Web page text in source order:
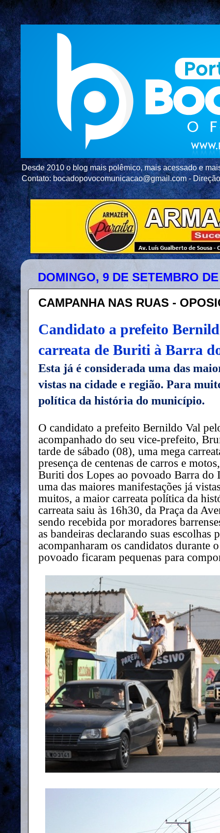
Desde 2010 o blog mais polêmico, mais acessado e
Contato: bocadopovocomunicacao@gmail.com -
DOMINGO, 9 DE SETEMBRO
CAMPANHA NAS RUAS -
Candidato a prefeito
carreata de Buriti à Barra
Esta já é considerada uma das
vistas na cidade e região. Para
política da história do município.
O candidato a prefeito Bernildo Val
acompanhado do seu vice-prefeito,
tarde de sábado (08), uma mega
presença de centenas de carros e
Buriti dos Lopes ao povoado Barra do
uma das maiores manifestações já
muitos, a maior carreata política da
carreata saiu às 16h30, da Praça da
sendo recebida por moradores
as bandeiras declarando suas escolhas
acompanharam os candidatos durante
povoado ficaram pequenas para